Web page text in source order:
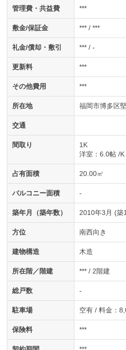
管理費・共益費 ***
敷金/保証金 *** / ***
礼金/償却・敷引 *** / -
更新料 ***
その他費用 ***
所在地 福岡市博多区
交通
間取り
1K
洋室 ：6.0帖 K
占有面積 20.00㎡
バルコニー面積 -
築年月（築年数） 2010年3月 (築
方位 南西向き
建物構造 木造
所在階／階建 *** / 2階建
総戸数 -
駐車場 空有 / 料金：
保険料 ***